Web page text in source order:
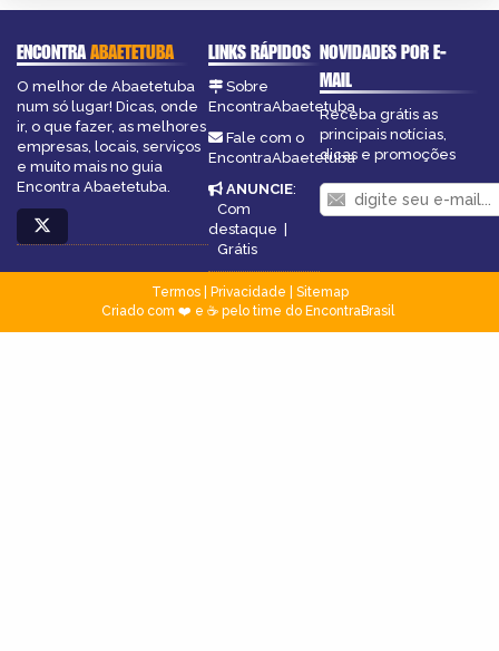
ENCONTRAABAETETUBA
O melhor de Abaetetuba
num só lugar! Dicas, onde
ir, o que fazer, as melhores
empresas, locais, serviços
e muito mais no guia
Encontra Abaetetuba.
LINKS RÁPIDOS
Sobre
EncontraAbaetetuba
Fale com o
EncontraAbaetetuba
ANUNCIE:
Com
destaque
Grátis
NOVIDADES POR E-
MAIL
Receba grátis as
principais notícias,
dicas e promoções
Termos| Privacidade
Sitemap
Criado com ❤️ e ☕ pelo time do EncontraBrasil